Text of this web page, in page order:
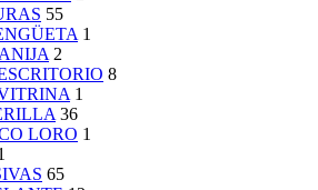
55
1
2
8
1
36
LORO 1
65